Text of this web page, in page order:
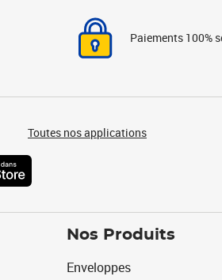
Paiements 100%
Toutes nos applications
Nos Produits
Enveloppes